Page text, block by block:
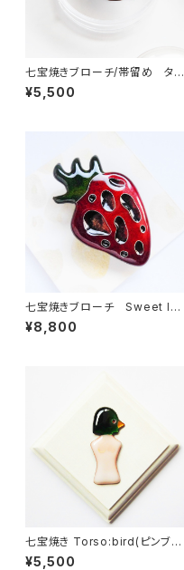
七宝焼きブローチ/帯留め タマ
ミジンコ
¥5,500
七宝焼きブローチ Sweet lon
eliness
¥8,800
七宝焼き Torso:bird(ピンブロ
ーチ・帯留め)
¥5,500